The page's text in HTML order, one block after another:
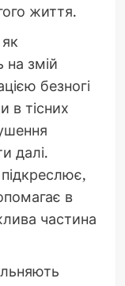
життя.
на змій
безногі
в тісних
далі.
в
частина